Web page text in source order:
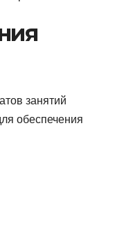
занятий
обеспечения